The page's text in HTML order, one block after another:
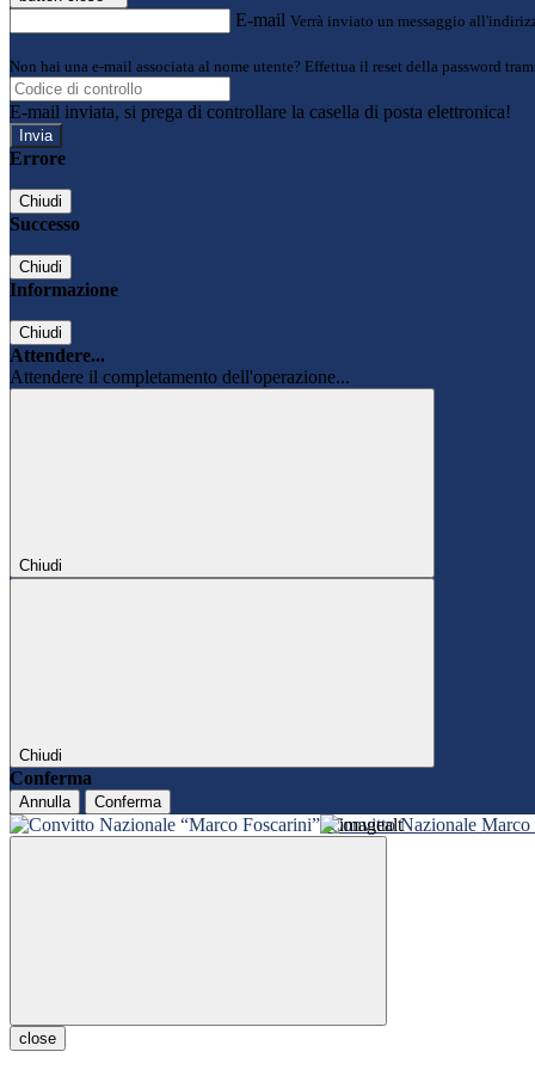
E-mail Verrà inviato un messaggio
Non hai una e-mail associata al nome utente? Effettua il reset della password
E-mail inviata, si prega di controllare la casella di posta elettronica!
Errore
Chiudi
Successo
Chiudi
Informazione
Chiudi
Attendere...
Attendere il completamento dell'operazione...
Chiudi
Chiudi
Conferma
Annulla Conferma
Convitto Nazionale Marco
close